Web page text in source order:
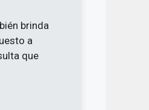
brinda
a
que